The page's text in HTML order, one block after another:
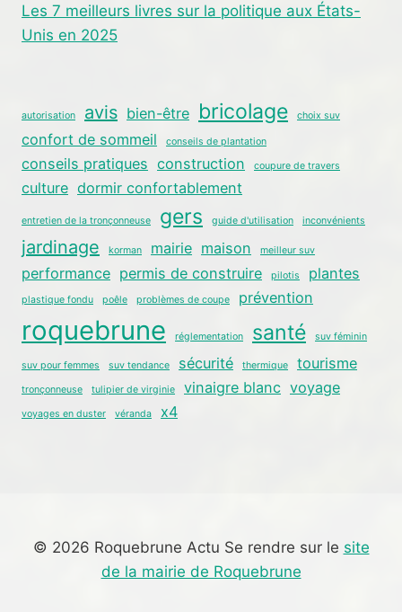
Les 7 meilleurs livres sur la politique aux États-
Unis en 2025
autorisation avis bien-être bricolage choix suv
confort de sommeil conseils de plantation
conseils pratiques construction coupure de travers
culture dormir confortablement
entretien de la tronçonneuse gers guide d'utilisation inconvénients
jardinage korman mairie maison meilleur suv
performance permis de construire pilotis plantes
plastique fondu poêle problèmes de coupe prévention
roquebrune réglementation santé suv féminin
suv pour femmes suv tendance sécurité thermique tourisme
tronçonneuse tulipier de virginie vinaigre blanc voyage
voyages en duster véranda x4
© 2026 Roquebrune Actu Se rendre sur le site
de la mairie de Roquebrune